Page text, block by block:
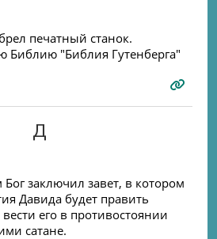
печатный станок.
Библию "Библия Гутенберга"
Д
заключил завет, в котором
Давида будет править
его в противостоянии
сатане.